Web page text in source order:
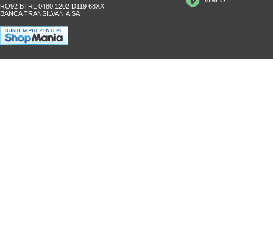
RO92 BTRL 0480 1202 D119 68XX
BANCA TRANSILVANIA SA